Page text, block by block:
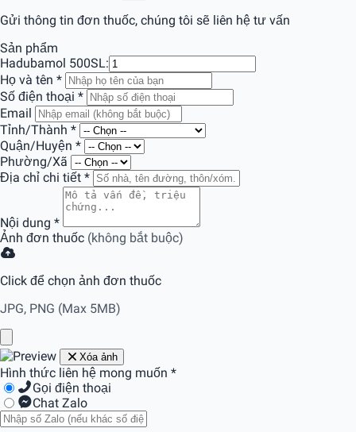
Gửi thông tin đơn thuốc, chúng tôi sẽ liên hệ tư vấn
Sản phẩm
Hadubamol 500SL:
Họ và tên *
Số điện thoại *
Email
Tỉnh/Thành *
Quận/Huyện *
Phường/Xã
Địa chỉ chi tiết *
Nội dung *
Ảnh đơn thuốc (không bắt buộc)
Click để chọn ảnh đơn thuốc
JPG, PNG (Max 5MB)
Xóa ảnh
Hình thức liên hệ mong muốn *
Gọi điện thoại
Chat Zalo